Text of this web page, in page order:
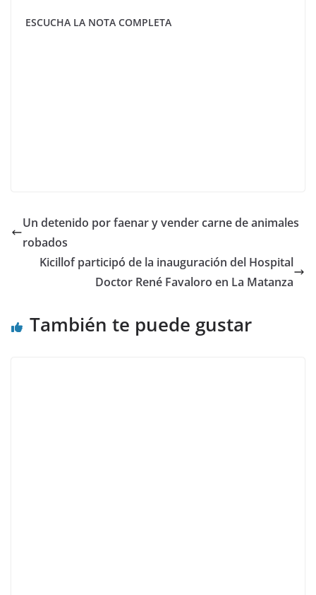
ESCUCHA LA NOTA COMPLETA
Un detenido por faenar y vender carne de animales
robados
Kicillof participó de la inauguración del Hospital
Doctor René Favaloro en La Matanza
También te puede gustar